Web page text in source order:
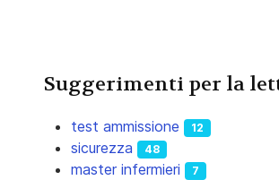
Suggerimenti per la
test ammissione 12
sicurezza 48
master infermieri 7